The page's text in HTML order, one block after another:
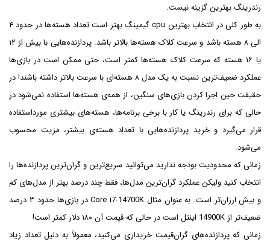
رندرینگ بهترین گزینه نیست.
به طور کلی در انتخاب بهترین cpu گیمینگ بهتر است تعداد هسته‌ها در حدود ۴
الی ۸ هسته باشد و سرعت کلاک هسته‌ها بالاتر باشد. پردازنده‌هایی با بیش از ۱۲
یا ۱۶ هسته که سرعت کلاک هسته‌ها کمتر است، حتی ممکن است در بازی‌ها
عملکرد ضعیف‌ترین نسبت به یک مدل ۸ هسته‌ای با سرعت بالاتر داشته باشند! در
حقیقت حین اجرا کردن بازی‌های سنگین، از همه‌ی هسته‌ها استفاده نمی‌شود در
حالی که برای رندرینگ یا کار با برخی برنامه‌ها، هسته‌های بیشتری مورداستفاده
قرار می‌گیرد و خرید پردازنده‌هایی با تعداد هسته‌ی بیشتر، مزیت محسوب
می‌شود.
زمانی که محدودیت بودجه ندارید می‌توانید سریع‌ترین و گران‌ترین پردازنده‌ها را
انتخاب کنید ولیکن عملکرد گران‌ترین مدل‌ها، فقط چند درصد بهتر از مدل‌های کم
و بیش ارزان‌تر است. به عنوان مثال Core i7-14700K در بازی‌ها حدود ۳ درصد
ضعیف‌تر از 14900K اینتل است در حالی که قیمت آن ۱۸۰ دلار کمتر است!
زمانی که پردازنده‌های گران‌قیمت خریداری می‌کنید، معمولاً به دلیل تعداد زیاد